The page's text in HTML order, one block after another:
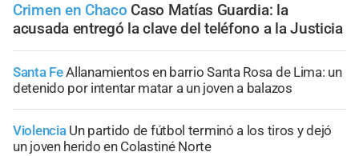
Crimen en Chaco Caso Matías Guardia: la
acusada entregó la clave del teléfono a la Justicia
Santa FeAllanamientos en barrio Santa Rosa de Lima: un
detenido por intentar matar a un joven a balazos
Violencia Un partido de fútbol terminó a los tiros y dejó
un joven herido en Colastiné Norte